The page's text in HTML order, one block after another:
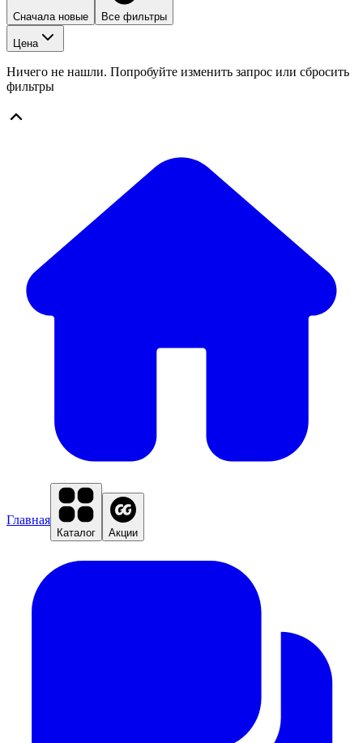
Сначала новые Все фильтры
Цена
Ничего не нашли. Попробуйте изменить запрос или сбросить
фильтры
Главная
Каталог Акции